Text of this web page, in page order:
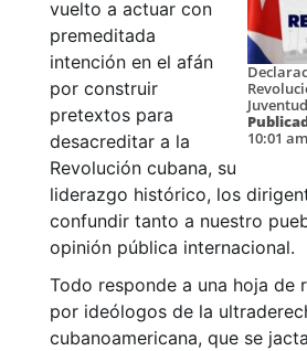
10:01 am
vuelto a actuar con
premeditada
intención en el afán
por construir
pretextos para
desacreditar a la
Revolución cubana, su
liderazgo histórico, los
confundir tanto a nuestro
opinión pública internacional.
Todo responde a una hoja de
por ideólogos de la
cubanoamericana, que se